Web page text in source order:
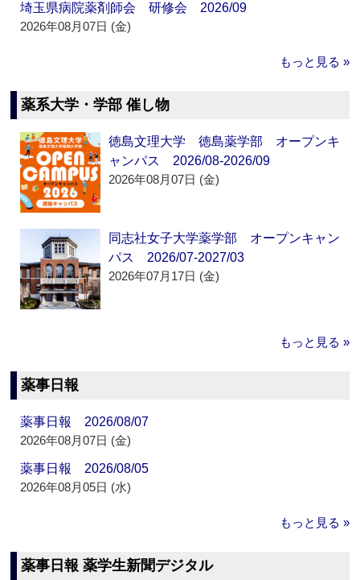
埼玉県病院薬剤師会 研修会 2026/09
2026年08月07日 (金)
もっと見る »
薬系大学・学部 催し物
徳島文理大学 徳島薬学部 オープンキ
ャンパス 2026/08-2026/09
2026年08月07日 (金)
同志社女子大学薬学部 オープンキャン
パス 2026/07-2027/03
2026年07月17日 (金)
もっと見る »
薬事日報
薬事日報 2026/08/07
2026年08月07日 (金)
薬事日報 2026/08/05
2026年08月05日 (水)
もっと見る »
薬事日報 薬学生新聞デジタル